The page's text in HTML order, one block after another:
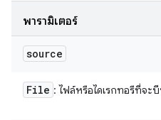
พารามิเตอร์
source
File : ไฟล์หรือไดเรกทอรีที่จะ